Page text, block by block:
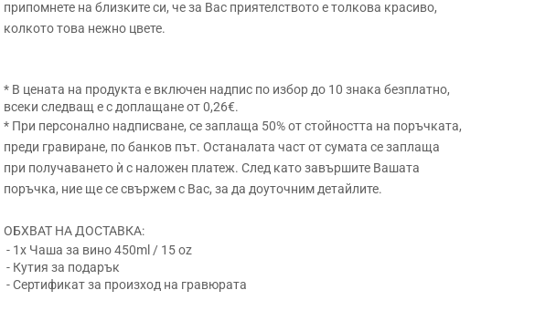
припомнете на близките си, че за Вас приятелството е толкова красиво,
колкото това нежно цвете.
* В цената на продукта е включен надпис по избор до 10 знака безплатно,
всеки следващ е с доплащане от 0,26€.
* При персонално надписване, се заплаща 50% от стойността на поръчката,
преди гравиране, по банков път. Останалата част от сумата се заплаща
при получаването ѝ с наложен платеж. След като завършите Вашата
поръчка, ние ще се свържем с Вас, за да доуточним детайлите.
ОБХВАТ НА ДОСТАВКА:
- 1x Чаша за вино 450ml / 15 oz
- Кутия за подарък
- Сертификат за произход на гравюрата